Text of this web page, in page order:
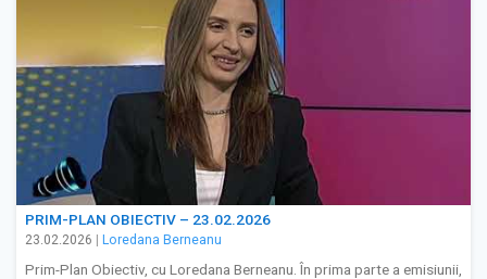
PRIM-PLAN OBIECTIV – 23.02.2026
23.02.2026 Loredana Berneanu
Prim-Plan Obiectiv, cu Loredana Berneanu. În prima parte a emisiunii,